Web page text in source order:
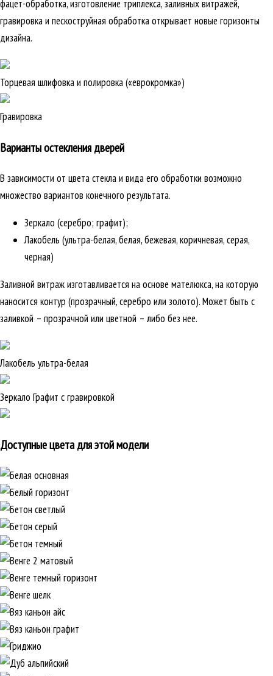
фацет-обработка, изготовление триплекса, заливных витражей,
гравировка и пескоструйная обработка открывает новые горизонты
дизайна.
Торцевая шлифовка и полировка («еврокромка»)
Гравировка
Варианты остекления дверей
В зависимости от цвета стекла и вида его обработки возможно
множество вариантов конечного результата.
Зеркало (серебро; графит);
Лакобель (ультра-белая, белая, бежевая, коричневая, серая,
черная)
Заливной витраж изготавливается на основе мателюкса, на которую
наносится контур (прозрачный, серебро или золото). Может быть с
заливкой – прозрачной или цветной – либо без нее.
Лакобель ультра-белая
Зеркало Графит с гравировкой
Доступные цвета для этой модели